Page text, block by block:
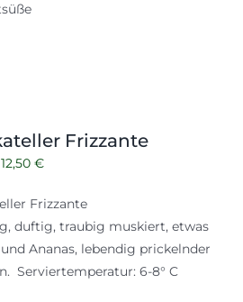
Frizzante
Ursprünglicher
war:
13,50 €
12,50 €Aktueller
ist:
12,50 €.
Frizzante
duftig, traubig muskiert, etwas
Ananas, lebendig prickelnder
Serviertemperatur: 6-8° C